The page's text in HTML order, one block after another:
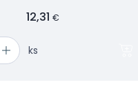
12,31 €
ks